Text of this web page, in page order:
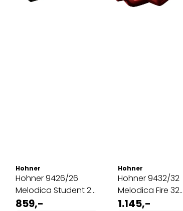
Hohner
Hohner 9426/26
Melodica Student 26
Svart
859,-
Hohner
Hohner 9432/32
Melodica Fire 32
Rød-Svart
1.145,-